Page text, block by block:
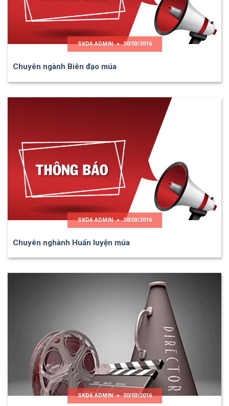
SKDA ADMIN 30/03/2016
Chuyên ngành Biên đạo múa
SKDA ADMIN 30/03/2016
Chuyên nghành Huấn luyện múa
SKDA ADMIN 30/03/2016